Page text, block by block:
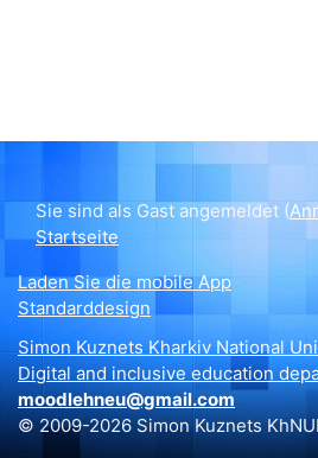
Sie sind als Gast angemeldet (
Startseite
Laden Sie die mobile App
Standarddesign
Simon Kuznets Kharkiv National
Digital and inclusive education
moodlehneu@gmail.com
© 2009-2026 Simon Kuznets